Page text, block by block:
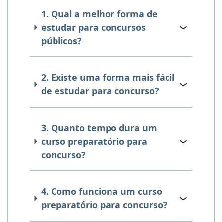
1. Qual a melhor forma de
estudar para concursos
públicos?
2. Existe uma forma mais fácil
de estudar para concurso?
3. Quanto tempo dura um
curso preparatório para
concurso?
4. Como funciona um curso
preparatório para concurso?